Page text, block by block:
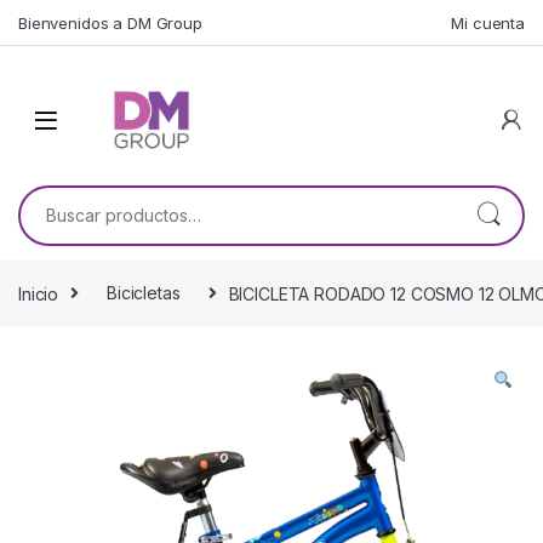
Bienvenidos a DM Group Mi cuenta
Buscar por:
Inicio Bicicletas BICICLETA RODADO 12 COSMO 12